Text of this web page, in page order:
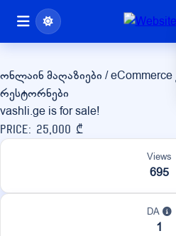
vashli.ge
ონლაინ მაღაზიები / eCommerce
რესტორნები
vashli.ge is for sale!
Price: 25,000 ₾
Views
695
DA
1